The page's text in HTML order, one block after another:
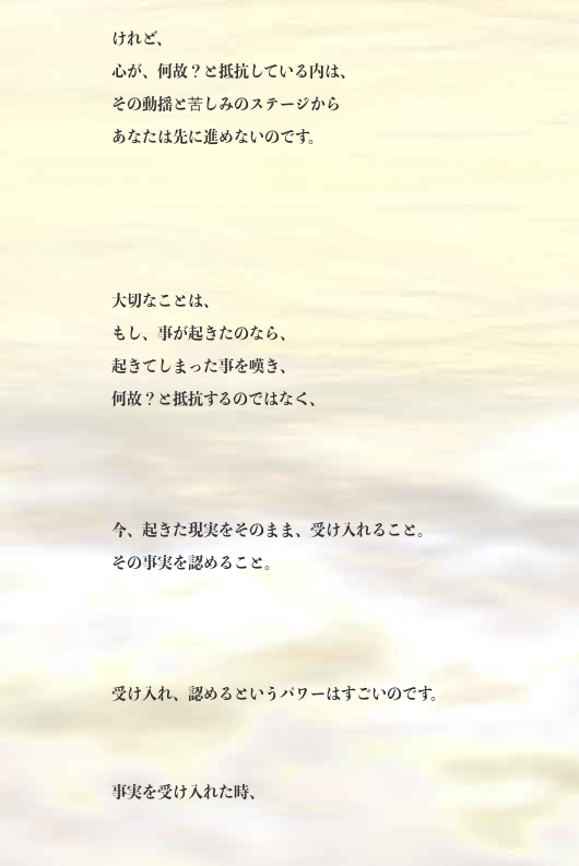
けれど、
心が、何故？と抵抗している内は、
その動揺と苦しみのステージから
あなたは先に進めないのです。
大切なことは、
もし、事が起きたのなら、
起きてしまった事を嘆き、
何故？と抵抗するのではなく、
今、起きた現実をそのまま、受け入れること。
その事実を認めること。
受け入れ、認めるというパワーはすごいのです。
事実を受け入れた時、